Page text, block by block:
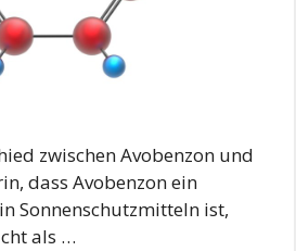
zwischen Avobenzon und
dass Avobenzon ein
Sonnenschutzmitteln ist,
als …